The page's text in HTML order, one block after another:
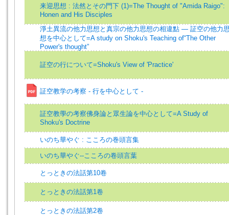
来迎思想 : 法然とその門下 (1)=The Thought of "Amida Raigo":
Honen and His Disciples
淨土異流の他力思想と真宗の他力思想の相違點 — 証空の他力
想を中心として=A study on Shoku's Teaching of“The Other
Power's thought”
証空の行について=Shoku's View of 'Practice'
証空教学の考察 - 行を中心として -
証空教學の考察佛身論と眾生論を中心として=A Study of
Shoku's Doctrine
いのち華やぐ : こころの巻頭言集
いのち華やぐ--こころの卷頭言葉
とっときの法話第10卷
とっときの法話第1卷
とっときの法話第2卷